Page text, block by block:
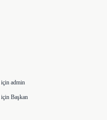
için admin
için Başkan